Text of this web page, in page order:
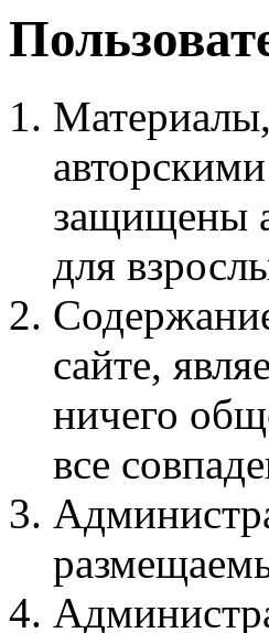
защищены
для
сайте,
ничего
все